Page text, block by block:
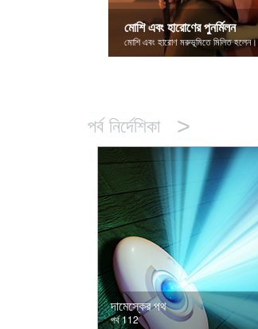
মোশি এবং হারোণের পুনর্মিলন
মোশি এবং হারোণ মরুভূমিতে মিলিত হলেন।
পর্ব নির্দেশিকা >
দামেস্কের পথ
পর্ব 112